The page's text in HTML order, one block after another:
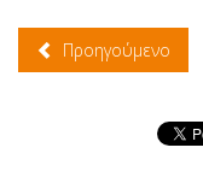
Προηγούμενο